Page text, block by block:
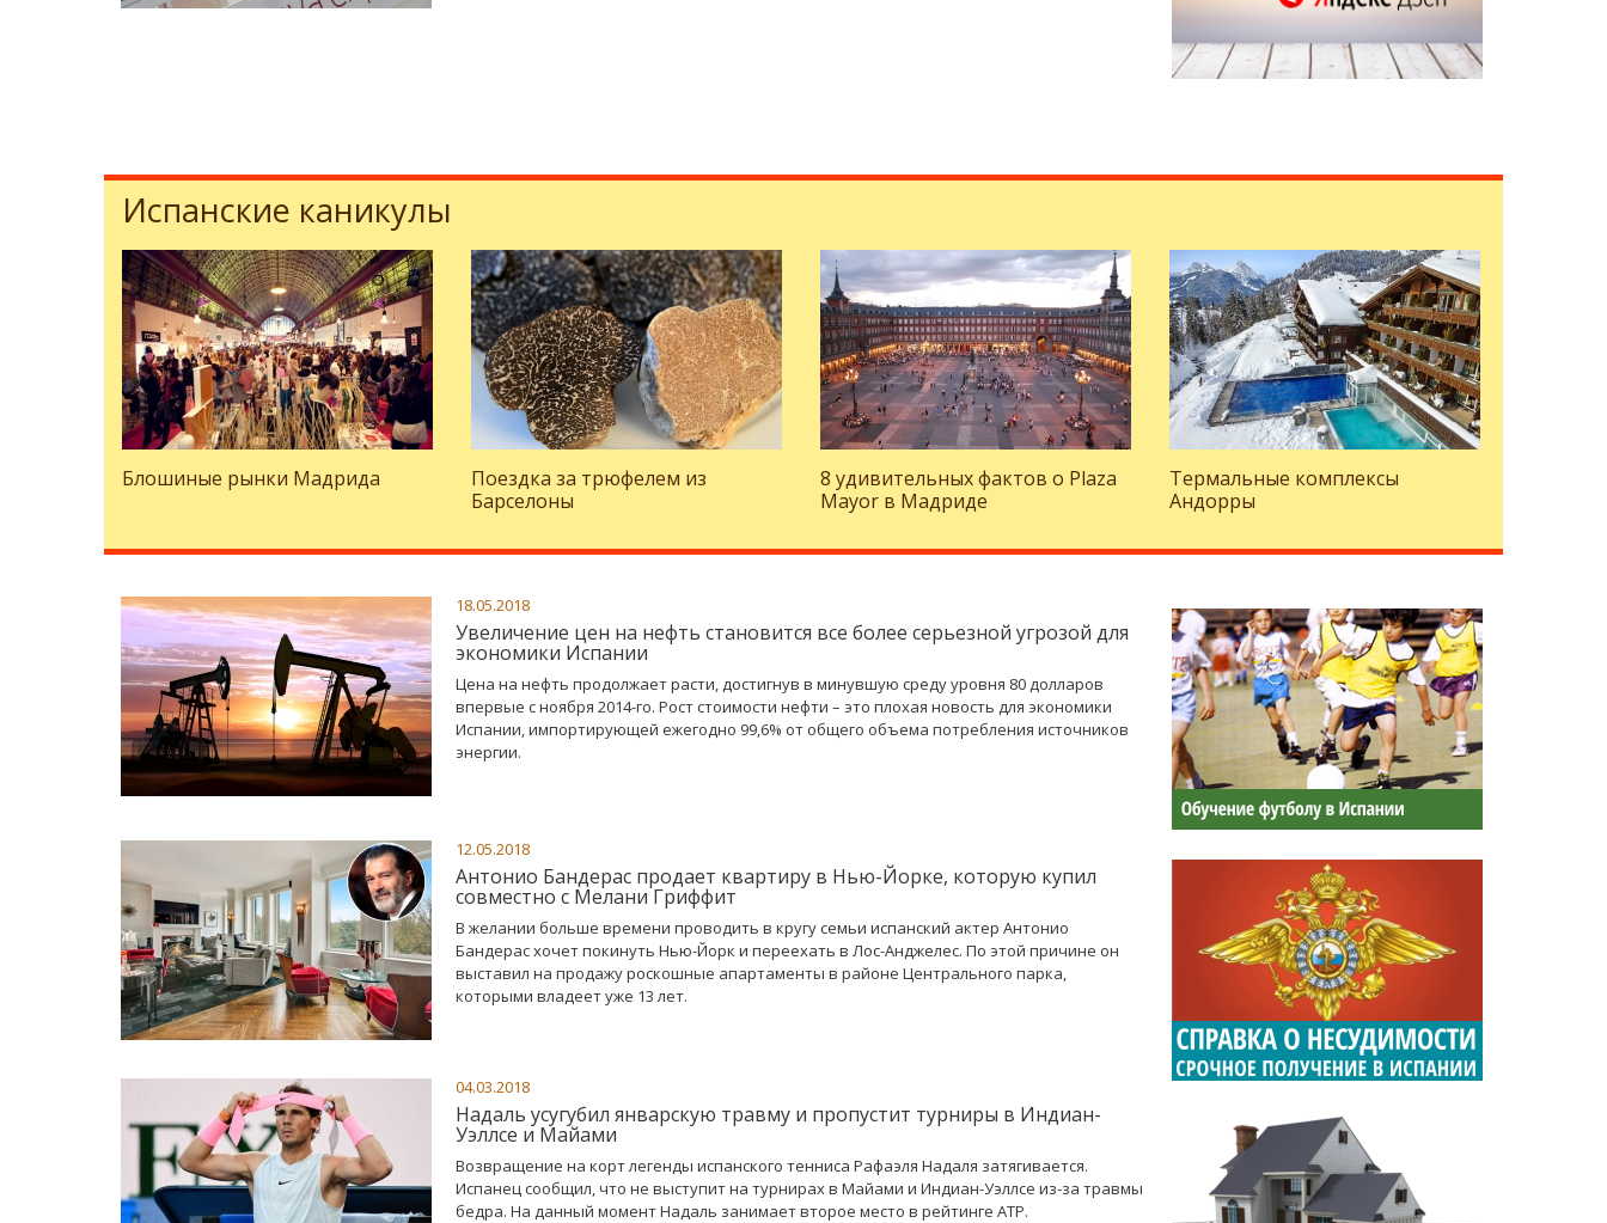
Испанские каникулы
Блошиные рынки Мадрида
Поездка за трюфелем из
Барселоны
8 удивительных фактов о Plaza
Mayor в Мадриде
Термальные комплексы
Андорры
18.05.2018
Увеличение цен на нефть становится все более серьезной угрозой для
экономики Испании
Цена на нефть продолжает расти, достигнув в минувшую среду уровня 80 долларов
впервые с ноября 2014-го. Рост стоимости нефти – это плохая новость для экономики
Испании, импортирующей ежегодно 99,6% от общего объема потребления источников
энергии.
12.05.2018
Антонио Бандерас продает квартиру в Нью-Йорке, которую купил
совместно с Мелани Гриффит
В желании больше времени проводить в кругу семьи испанский актер Антонио
Бандерас хочет покинуть Нью-Йорк и переехать в Лос-Анджелес. По этой причине он
выставил на продажу роскошные апартаменты в районе Центрального парка,
которыми владеет уже 13 лет.
04.03.2018
Надаль усугубил январскую травму и пропустит турниры в Индиан-
Уэллсе и Майами
Возвращение на корт легенды испанского тенниса Рафаэля Надаля затягивается.
Испанец сообщил, что не выступит на турнирах в Майами и Индиан-Уэллсе из-за травмы
бедра. На данный момент Надаль занимает второе место в рейтинге ATP.